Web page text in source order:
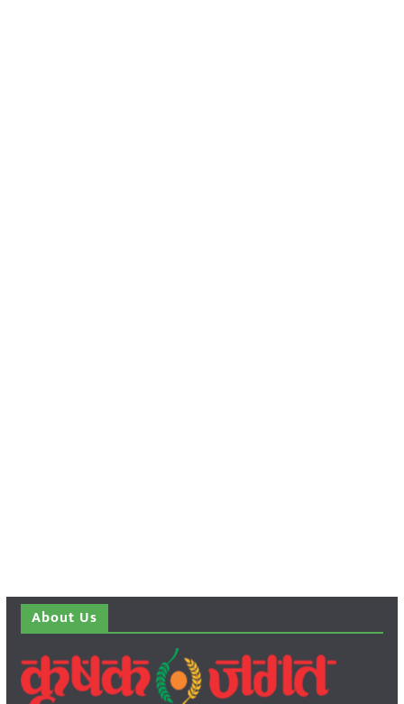
About Us